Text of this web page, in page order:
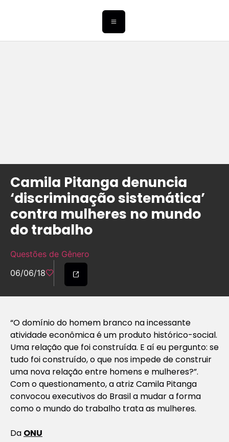
Camila Pitanga denuncia
‘discriminação sistemática’
contra mulheres no mundo
do trabalho
Questões de Gênero
06/06/18
“O domínio do homem branco na incessante
atividade econômica é um produto histórico-social.
Uma relação que foi construída. E aí eu pergunto: se
tudo foi construído, o que nos impede de construir
uma nova relação entre homens e mulheres?”.
Com o questionamento, a atriz Camila Pitanga
convocou executivos do Brasil a mudar a forma
como o mundo do trabalho trata as mulheres.
Da ONU